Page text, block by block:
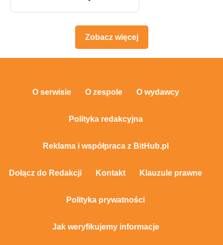
Zobacz więcej
O serwisie O zespole O wydawcy
Polityka redakcyjna
Reklama i współpraca z BitHub.pl
Dołącz do Redakcji Kontakt Klauzule prawne
Polityka prywatności
Jak weryfikujemy informacje